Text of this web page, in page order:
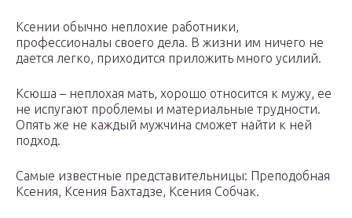
Ксении обычно неплохие работники,
профессионалы своего дела. В жизни им ничего не
дается легко, приходится приложить много усилий.
Ксюша – неплохая мать, хорошо относится к мужу, ее
не испугают проблемы и материальные трудности.
Опять же не каждый мужчина сможет найти к ней
подход.
Самые известные представительницы: Преподобная
Ксения, Ксения Бахтадзе, Ксения Собчак.